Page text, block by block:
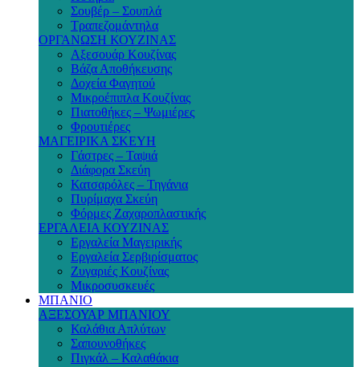
Σουβέρ – Σουπλά
Τραπεζομάντηλα
ΟΡΓΑΝΩΣΗ ΚΟΥΖΙΝΑΣ
Αξεσουάρ Κουζίνας
Βάζα Αποθήκευσης
Δοχεία Φαγητού
Μικροέπιπλα Κουζίνας
Πιατοθήκες – Ψωμιέρες
Φρουτιέρες
ΜΑΓΕΙΡΙΚΑ ΣΚΕΥΗ
Γάστρες – Ταψιά
Διάφορα Σκεύη
Κατσαρόλες – Τηγάνια
Πυρίμαχα Σκεύη
Φόρμες Ζαχαροπλαστικής
ΕΡΓΑΛΕΙΑ ΚΟΥΖΙΝΑΣ
Εργαλεία Μαγειρικής
Εργαλεία Σερβιρίσματος
Ζυγαριές Κουζίνας
Μικροσυσκευές
ΜΠΑΝΙΟ
ΑΞΕΣΟΥΑΡ ΜΠΑΝΙΟΥ
Καλάθια Απλύτων
Σαπουνοθήκες
Πιγκάλ – Καλαθάκια